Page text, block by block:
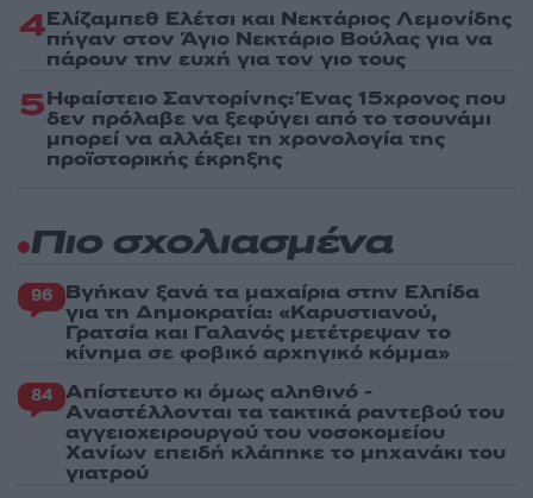
4Ελίζαμπεθ Ελέτσι και Νεκτάριος Λεμονίδης
πήγαν στον Άγιο Νεκτάριο Βούλας για να
πάρουν την ευχή για τον γιο τους
5Ηφαίστειο Σαντορίνης: Ένας 15χρονος που
δεν πρόλαβε να ξεφύγει από το τσουνάμι
μπορεί να αλλάξει τη χρονολογία της
προϊστορικής έκρηξης
Πιο σχολιασμένα
96 Βγήκαν ξανά τα μαχαίρια στην Ελπίδα
για τη Δημοκρατία: «Καρυστιανού,
Γρατσία και Γαλανός μετέτρεψαν το
κίνημα σε φοβικό αρχηγικό κόμμα»
84 Απίστευτο κι όμως αληθινό -
Aναστέλλονται τα τακτικά ραντεβού του
αγγειοχειρουργού του νοσοκομείου
Χανίων επειδή κλάπηκε το μηχανάκι του
γιατρού